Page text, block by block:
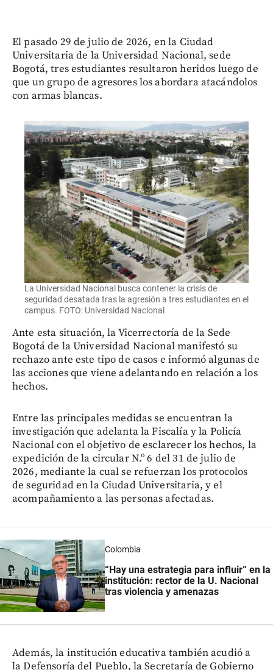
El pasado 29 de julio de 2026, en la Ciudad
Universitaria de la Universidad Nacional, sede
Bogotá, tres estudiantes resultaron heridos luego de
que un grupo de agresores los abordara atacándolos
con armas blancas.
La Universidad Nacional busca contener la crisis de
seguridad desatada tras la agresión a tres estudiantes en el
campus. FOTO: Universidad Nacional
Ante esta situación, la Vicerrectoría de la Sede
Bogotá de la Universidad Nacional manifestó su
rechazo ante este tipo de casos e informó algunas de
las acciones que viene adelantando en relación a los
hechos.
Entre las principales medidas se encuentran la
investigación que adelanta la Fiscalía y la Policía
Nacional con el objetivo de esclarecer los hechos, la
expedición de la circular N.º 6 del 31 de julio de
2026, mediante la cual se refuerzan los protocolos
de seguridad en la Ciudad Universitaria, y el
acompañamiento a las personas afectadas.
Colombia
“Hay una estrategia para influir” en la
institución: rector de la U. Nacional
tras violencia y amenazas
Además, la institución educativa también acudió a
la Defensoría del Pueblo, la Secretaría de Gobierno